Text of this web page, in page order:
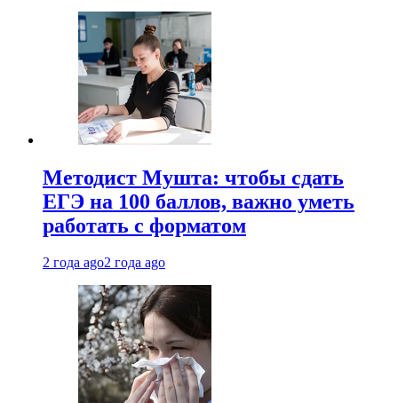
Методист Мушта: чтобы сдать
ЕГЭ на 100 баллов, важно уметь
работать с форматом
2 года ago2 года ago